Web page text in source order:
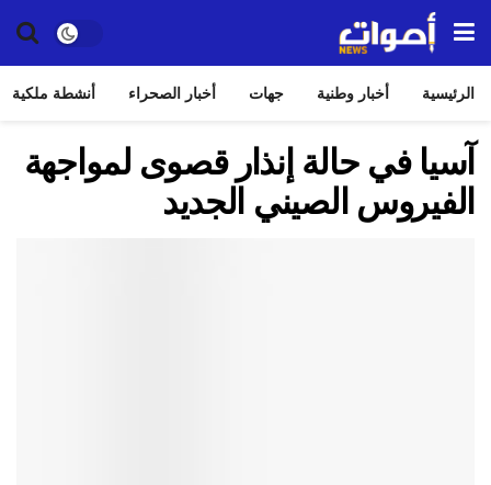
الرئيسية أخبار وطنية جهات أخبار الصحراء أنشطة ملكية
آسيا في حالة إنذار قصوى لمواجهة
الفيروس الصيني الجديد